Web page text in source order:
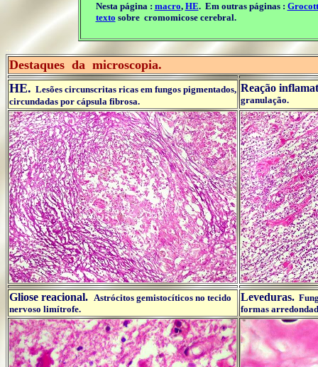
Nesta página : macro, HE. Em outras páginas :
texto sobre cromomicose cerebral.
..
Destaques da microscopia.
HE. Lesões circunscritas ricas em fungos pigmentados,
circundadas por cápsula fibrosa.
Reação
granulação.
Gliose reacional. Astrócitos gemistocíticos no tecido
nervoso limítrofe.
Leveduras.
formas